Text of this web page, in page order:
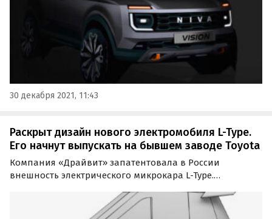
30 декабря 2021, 11:43
Раскрыт дизайн нового электромобиля L-Type.
Его начнут выпускать на бывшем заводе Toyota
Компания «Драйвит» запатентовала в России
внешность электрического микрокара L-Type.
году хотят начать выпускать на бывшем заводе Toyota
в Санкт-Петербурге, «Автоновости дня» нашли в базе…